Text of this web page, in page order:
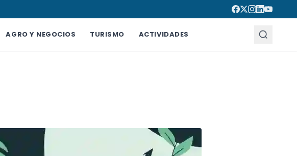
AGRO Y NEGOCIOS TURISMO ACTIVIDADES